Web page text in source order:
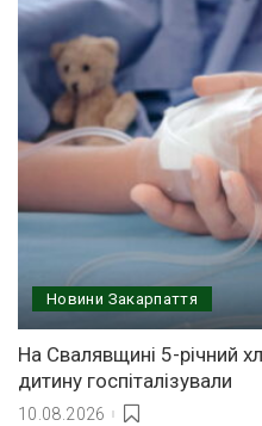
Новини Закарпаття
На Свалявщині 5-річний
дитину госпіталізували
10.08.2026